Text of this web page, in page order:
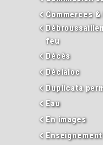
Commerces
feu
Décès
Déclaloc
Duplicata
Eau
En images
Enseignement